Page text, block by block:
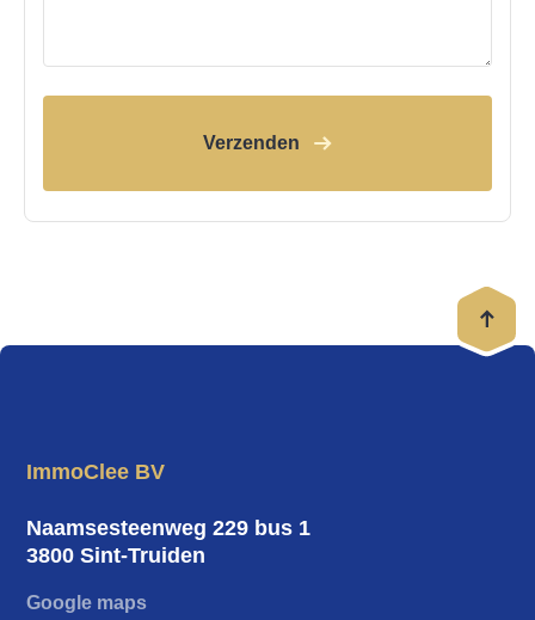
Verzenden
ImmoClee BV
Naamsesteenweg 229 bus 1
3800 Sint-Truiden
Google maps